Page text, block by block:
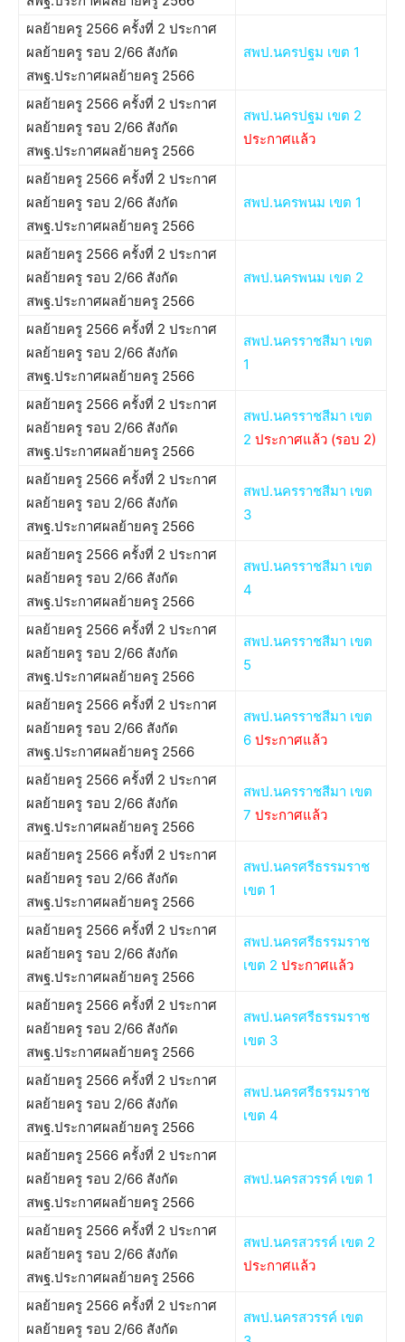
ผลย้ายครู 2566 ครั้งที่ 2 ประกาศ
ผลย้ายครู รอบ 2/66 สังกัด
สพฐ.ประกาศผลย้ายครู 2566
สพป.นครปฐม เขต 1
ผลย้ายครู 2566 ครั้งที่ 2 ประกาศ
ผลย้ายครู รอบ 2/66 สังกัด
สพฐ.ประกาศผลย้ายครู 2566
สพป.นครปฐม เขต 2
ประกาศแล้ว
ผลย้ายครู 2566 ครั้งที่ 2 ประกาศ
ผลย้ายครู รอบ 2/66 สังกัด
สพฐ.ประกาศผลย้ายครู 2566
สพป.นครพนม เขต 1
ผลย้ายครู 2566 ครั้งที่ 2 ประกาศ
ผลย้ายครู รอบ 2/66 สังกัด
สพฐ.ประกาศผลย้ายครู 2566
สพป.นครพนม เขต 2
ผลย้ายครู 2566 ครั้งที่ 2 ประกาศ
ผลย้ายครู รอบ 2/66 สังกัด
สพฐ.ประกาศผลย้ายครู 2566
สพป.นครราชสีมา เขต
1
ผลย้ายครู 2566 ครั้งที่ 2 ประกาศ
ผลย้ายครู รอบ 2/66 สังกัด
สพฐ.ประกาศผลย้ายครู 2566
สพป.นครราชสีมา เขต
2 ประกาศแล้ว (รอบ 2)
ผลย้ายครู 2566 ครั้งที่ 2 ประกาศ
ผลย้ายครู รอบ 2/66 สังกัด
สพฐ.ประกาศผลย้ายครู 2566
สพป.นครราชสีมา เขต
3
ผลย้ายครู 2566 ครั้งที่ 2 ประกาศ
ผลย้ายครู รอบ 2/66 สังกัด
สพฐ.ประกาศผลย้ายครู 2566
สพป.นครราชสีมา เขต
4
ผลย้ายครู 2566 ครั้งที่ 2 ประกาศ
ผลย้ายครู รอบ 2/66 สังกัด
สพฐ.ประกาศผลย้ายครู 2566
สพป.นครราชสีมา เขต
5
ผลย้ายครู 2566 ครั้งที่ 2 ประกาศ
ผลย้ายครู รอบ 2/66 สังกัด
สพฐ.ประกาศผลย้ายครู 2566
สพป.นครราชสีมา เขต
6 ประกาศแล้ว
ผลย้ายครู 2566 ครั้งที่ 2 ประกาศ
ผลย้ายครู รอบ 2/66 สังกัด
สพฐ.ประกาศผลย้ายครู 2566
สพป.นครราชสีมา เขต
7 ประกาศแล้ว
ผลย้ายครู 2566 ครั้งที่ 2 ประกาศ
ผลย้ายครู รอบ 2/66 สังกัด
สพฐ.ประกาศผลย้ายครู 2566
สพป.นครศรีธรรมราช
เขต 1
ผลย้ายครู 2566 ครั้งที่ 2 ประกาศ
ผลย้ายครู รอบ 2/66 สังกัด
สพฐ.ประกาศผลย้ายครู 2566
สพป.นครศรีธรรมราช
เขต 2 ประกาศแล้ว
ผลย้ายครู 2566 ครั้งที่ 2 ประกาศ
ผลย้ายครู รอบ 2/66 สังกัด
สพฐ.ประกาศผลย้ายครู 2566
สพป.นครศรีธรรมราช
เขต 3
ผลย้ายครู 2566 ครั้งที่ 2 ประกาศ
ผลย้ายครู รอบ 2/66 สังกัด
สพฐ.ประกาศผลย้ายครู 2566
สพป.นครศรีธรรมราช
เขต 4
ผลย้ายครู 2566 ครั้งที่ 2 ประกาศ
ผลย้ายครู รอบ 2/66 สังกัด
สพฐ.ประกาศผลย้ายครู 2566
สพป.นครสวรรค์ เขต 1
ผลย้ายครู 2566 ครั้งที่ 2 ประกาศ
ผลย้ายครู รอบ 2/66 สังกัด
สพฐ.ประกาศผลย้ายครู 2566
สพป.นครสวรรค์ เขต 2
ประกาศแล้ว
ผลย้ายครู 2566 ครั้งที่ 2 ประกาศ
ผลย้ายครู รอบ 2/66 สังกัด
สพป.นครสวรรค์ เขต